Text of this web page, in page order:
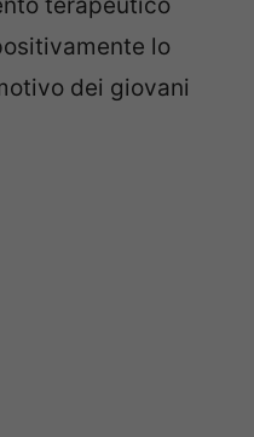
terapeutico
lo
dei giovani